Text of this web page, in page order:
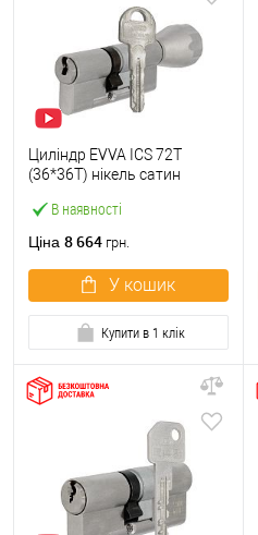
В наявності
Циліндр EVVA ICS 72T
(36*36T) нікель сатин
Ціна 8 664 грн.
У кошик
Купити в 1 клік